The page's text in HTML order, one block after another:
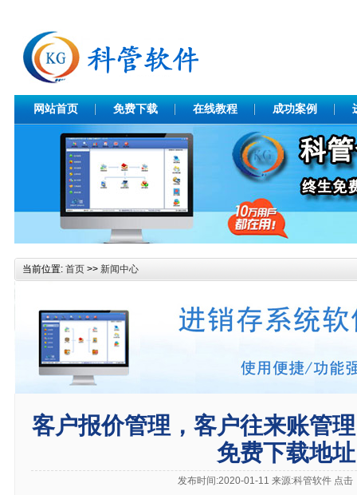
网站首页 免费下载 在线教程 成功案例
当前位置: 首页 >> 新闻中心
客户报价管理，客户往来账管
免费下载地址
发布时间:2020-01-11 来源:科管软件 点击